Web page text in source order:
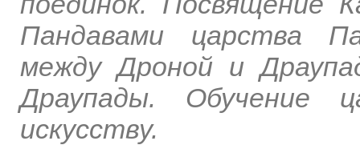
Пандавами царства
между Дроной и
Драупады. Обучение
искусству.